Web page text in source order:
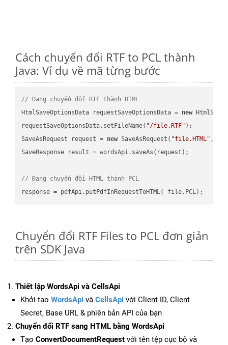
Cách chuyển đổi RTF to PCL thành
Java: Ví dụ về mã từng bước
// Đang chuyển đổi RTF thành HTML
HtmlSaveOptionsData requestSaveOptionsData = new
requestSaveOptionsData.setFileName( "/file.RTF" );
SaveAsRequest request = new SaveAsRequest( "file.HTML"
SaveResponse result = wordsApi.saveAs(request);
// Đang chuyển đổi HTML thành PCL
Chuyển đổi RTF Files to PCL đơn giản
trên SDK Java
Thiết lập WordsApi và CellsApi
Khởi tạo WordsApi và CellsApi với Client ID, Client
Secret, Base URL & phiên bản API của bạn
Chuyển đổi RTF sang HTML bằng WordsApi
Tạo ConvertDocumentRequest với tên tệp cục bộ và